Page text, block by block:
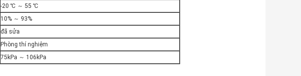
-20 ℃ ～ 55 ℃
10% ～ 93%
đã sửa
Phòng thí nghiệm
75kPa ～ 106kPa